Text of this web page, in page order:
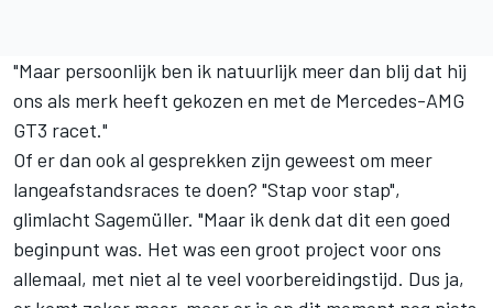
"Maar persoonlijk ben ik natuurlijk meer dan blij dat hij
ons als merk heeft gekozen en met de Mercedes-AMG
GT3 racet."
Of er dan ook al gesprekken zijn geweest om meer
langeafstandsraces te doen? "Stap voor stap",
glimlacht Sagemüller. "Maar ik denk dat dit een goed
beginpunt was. Het was een groot project voor ons
allemaal, met niet al te veel voorbereidingstijd. Dus ja,